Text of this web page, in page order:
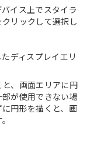
イス上でスタイラ
リックして選択し
ディスプレイエリ
、画面エリアに円
が使用できない場
円形を描くと、画